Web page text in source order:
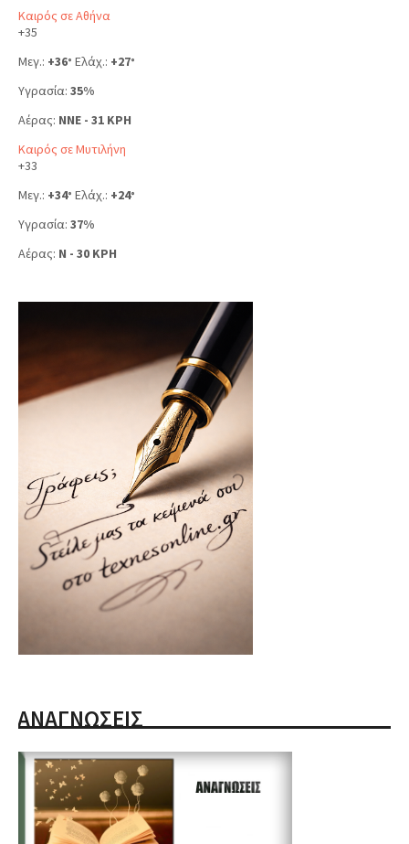
Καιρός σε Αθήνα
+35
Μεγ.: +36° Ελάχ.: +27°
Υγρασία: 35%
Αέρας: NNE - 31 KPH
Καιρός σε Μυτιλήνη
+33
Μεγ.: +34° Ελάχ.: +24°
Υγρασία: 37%
Αέρας: N - 30 KPH
ΑΝΑΓΝΩΣΕΙΣ